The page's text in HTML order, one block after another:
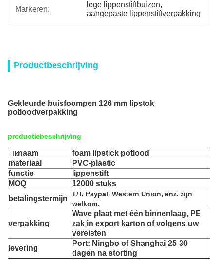
Markeren:
lege lippenstiftbuizen,
aangepaste lippenstiftverpakking
Productbeschrijving
Gekleurde buisfoompen 126 mm lipstok
potloodverpakking
productiebeschrijving
- Iknaam
foam lipstick potlood
materiaal
PVC-plastic
functie
lippenstift
MOQ
12000 stuks
betalingstermijn
T/T, Paypal, Western Union, enz. zijn
welkom.
verpakking
Wave plaat met één binnenlaag, PE
zak in export karton of volgens uw
vereisten
levering
Port: Ningbo of Shanghai 25-30
dagen na storting